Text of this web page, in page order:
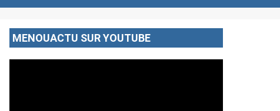
MENOUACTU SUR YOUTUBE